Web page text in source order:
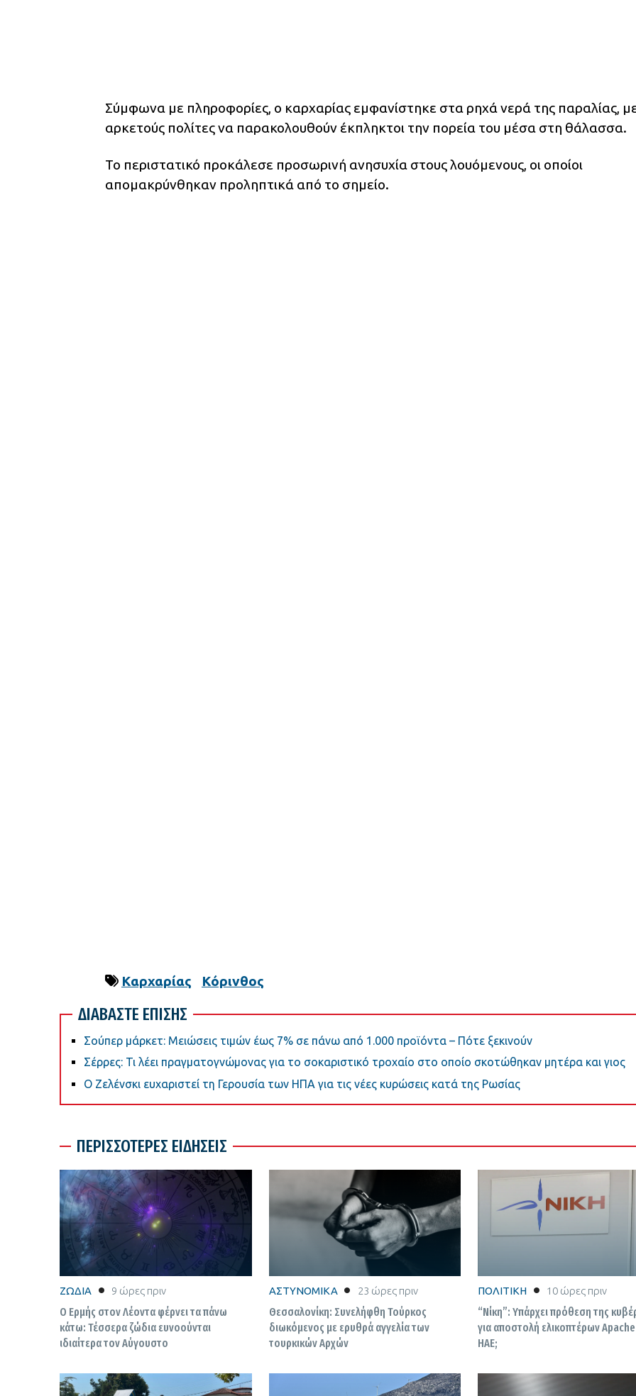
Σύμφωνα με πληροφορίες, ο καρχαρίας εμφανίστηκε στα ρηχά νερά της παραλίας,
αρκετούς πολίτες να παρακολουθούν έκπληκτοι την πορεία του μέσα στη θάλασσα.
Το περιστατικό προκάλεσε προσωρινή ανησυχία στους λουόμενους, οι οποίοι
απομακρύνθηκαν προληπτικά από το σημείο.
Καρχαρίας Κόρινθος
ΔΙΑΒΑΣΤΕ ΕΠΙΣΗΣ
Σούπερ μάρκετ: Μειώσεις τιμών έως 7% σε πάνω από 1.000 προϊόντα – Πότε ξεκινούν
Σέρρες: Τι λέει πραγματογνώμονας για το σοκαριστικό τροχαίο στο οποίο σκοτώθηκαν μητέρα και γιος
Ο Ζελένσκι ευχαριστεί τη Γερουσία των ΗΠΑ για τις νέες κυρώσεις κατά της Ρωσίας
ΠΕΡΙΣΣΟΤΕΡΕΣ ΕΙΔΗΣΕΙΣ
ΖΩΔΙΑ 9 ώρες πριν
Ο Ερμής στον Λέοντα φέρνει τα πάνω
κάτω: Τέσσερα ζώδια ευνοούνται
ιδιαίτερα τον Αύγουστο
ΑΣΤΥΝΟΜΙΚΑ 23 ώρες πριν
Θεσσαλονίκη: Συνελήφθη Τούρκος
διωκόμενος με ερυθρά αγγελία των
τουρκικών Αρχών
ΠΟΛΙΤΙΚΗ 10 ώρες πριν
“Νίκη”: Υπάρχει πρόθεση της
για αποστολή ελικοπτέρων
ΗΑΕ;